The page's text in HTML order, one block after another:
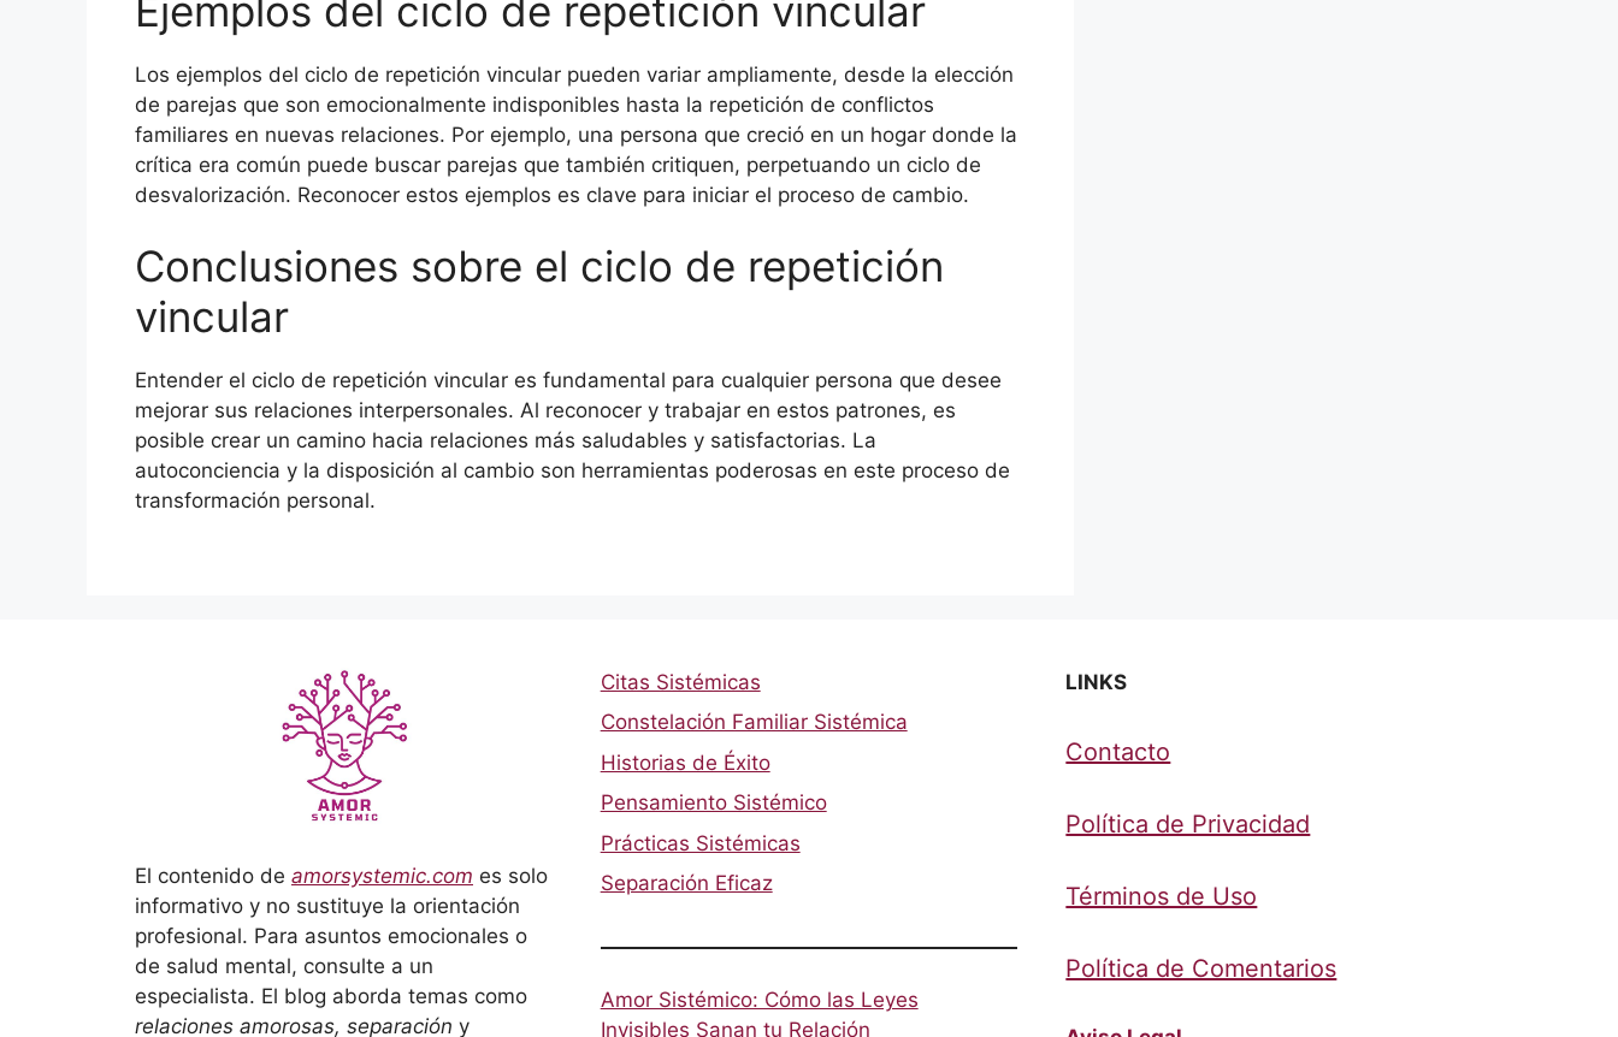
Ejemplos del ciclo de repetición vincular
Los ejemplos del ciclo de repetición vincular pueden variar ampliamente, desde la elección
de parejas que son emocionalmente indisponibles hasta la repetición de conflictos
familiares en nuevas relaciones. Por ejemplo, una persona que creció en un hogar donde la
crítica era común puede buscar parejas que también critiquen, perpetuando un ciclo de
desvalorización. Reconocer estos ejemplos es clave para iniciar el proceso de cambio.
Conclusiones sobre el ciclo de repetición
vincular
Entender el ciclo de repetición vincular es fundamental para cualquier persona que desee
mejorar sus relaciones interpersonales. Al reconocer y trabajar en estos patrones, es
posible crear un camino hacia relaciones más saludables y satisfactorias. La
autoconciencia y la disposición al cambio son herramientas poderosas en este proceso de
transformación personal.
El contenido de amorsystemic.com es solo
informativo y no sustituye la orientación
profesional. Para asuntos emocionales o
de salud mental, consulte a un
especialista. El blog aborda temas como
relaciones amorosas, separación y
Citas Sistémicas
Constelación Familiar Sistémica
Historias de Éxito
Pensamiento Sistémico
Prácticas Sistémicas
Separación Eficaz
Amor Sistémico: Cómo las Leyes
Invisibles Sanan tu Relación
LINKS
Contacto
Política de Privacidad
Términos de Uso
Política de Comentarios